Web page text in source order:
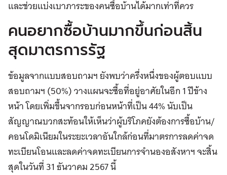
และช่วยแบ่งเบาภาระของคนซื้อบ้านได้มากเท่าที่ควร
คนอยากซื้อบ้านมากขึ้นก่อนสิ้น
สุดมาตรการรัฐ
ข้อมูลจากแบบสอบถามฯ ยังพบว่าครึ่งหนึ่งของผู้ตอบแบบ
สอบถามฯ (50%) วางแผนจะซื้อที่อยู่อาศัยในอีก 1 ปีข้าง
หน้า โดยเพิ่มขึ้นจากรอบก่อนหน้าที่เป็น 44% นับเป็น
สัญญาณบวกสะท้อนให้เห็นว่าผู้บริโภคยังต้องการซื้อบ้าน/
คอนโดมิเนียมในระยะเวลาอันใกล้ก่อนที่มาตรการลดค่าจด
ทะเบียนโอนและลดค่าจดทะเบียนการจำนองอสังหาฯ จะสิ้น
สุดในวันที่ 31 ธันวาคม 2567 นี้